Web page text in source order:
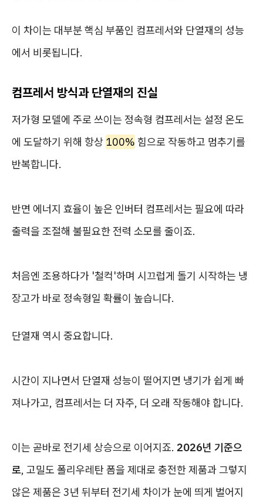
이 차이는 대부분 핵심 부품인 컴프레서와 단열재의 성능
에서 비롯됩니다.
컴프레서 방식과 단열재의 진실
저가형 모델에 주로 쓰이는 정속형 컴프레서는 설정 온도
에 도달하기 위해 항상 100% 힘으로 작동하고 멈추기를
반복합니다.
반면 에너지 효율이 높은 인버터 컴프레서는 필요에 따라
출력을 조절해 불필요한 전력 소모를 줄이죠.
처음엔 조용하다가 '철컥'하며 시끄럽게 돌기 시작하는 냉
장고가 바로 정속형일 확률이 높습니다.
단열재 역시 중요합니다.
시간이 지나면서 단열재 성능이 떨어지면 냉기가 쉽게 빠
져나가고, 컴프레서는 더 자주, 더 오래 작동해야 합니다.
이는 곧바로 전기세 상승으로 이어지죠. 2026년 기준으
로, 고밀도 폴리우레탄 폼을 제대로 충전한 제품과 그렇지
않은 제품은 3년 뒤부터 전기세 차이가 눈에 띄게 벌어지